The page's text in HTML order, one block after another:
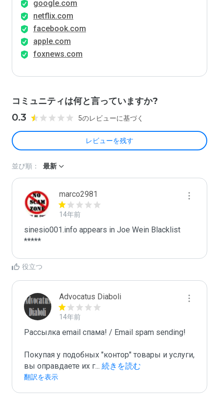
google.com
netflix.com
facebook.com
apple.com
foxnews.com
コミュニティは何と言っていますか?
0.3 5のレビューに基づく
レビューを残す
並び順： 最新
marco2981
14年前
sinesio001.info appears in Joe Wein Blacklist
*****
役立つ
Advocatus Diaboli
14年前
Рассылка email спама! / Email spam sending!
Покупая у подобных "контор" товары и услуги,
вы оправдаете их г... 続きを読む
翻訳を表示